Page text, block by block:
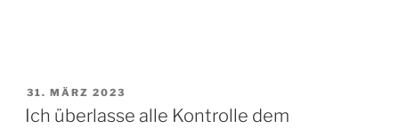
VERÖFFENTLICHT
AM
31. MÄRZ 2023
Ich überlasse alle Kontrolle dem